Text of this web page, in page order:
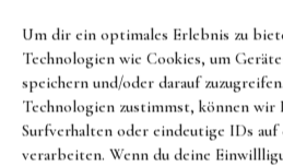
Um dir ein optimales Erlebnis zu
Technologien wie Cookies, um
speichern und/oder darauf
Technologien zustimmst, können wir
Surfverhalten oder eindeutige IDs auf
verarbeiten. Wenn du deine